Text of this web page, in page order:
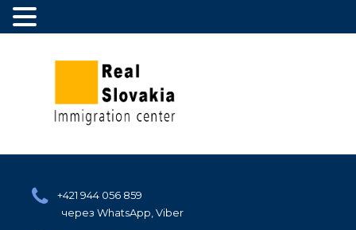
+421 944 056 859
через WhatsApp, Viber